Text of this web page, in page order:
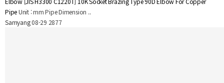
PipeUnit : mm Pipe Dimension ..
Samyang08-29 2877